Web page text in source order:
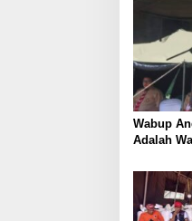
Wabup
Adalah
Muda